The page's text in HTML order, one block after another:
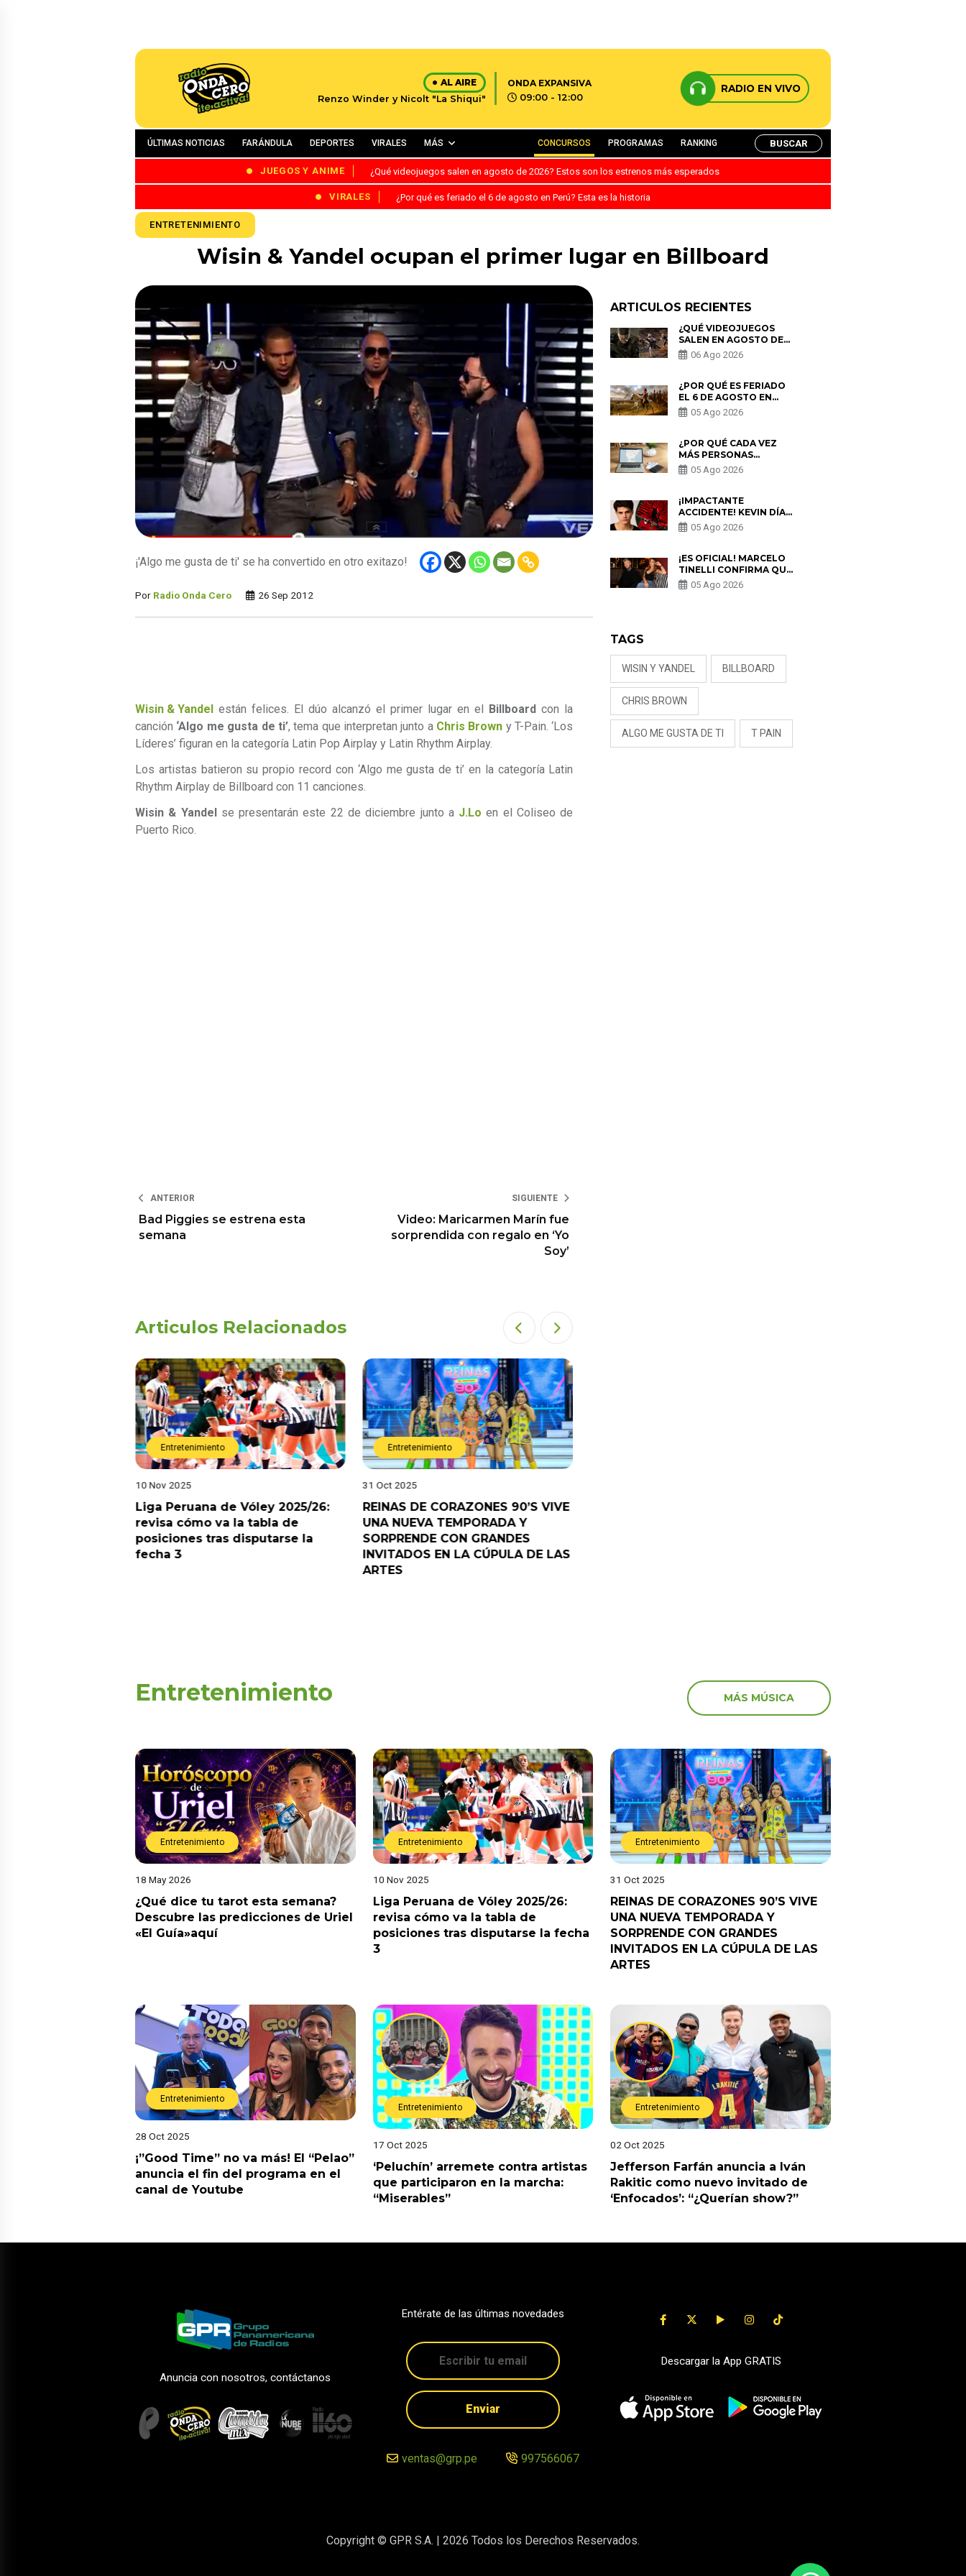
AL AIRE
Renzo Winder y Nicolt "La Shiqui"
ONDA EXPANSIVA
09:00 - 12:00
RADIO EN VIVO
ÚLTIMAS NOTICIAS FARÁNDULA DEPORTES VIRALES MÁS CONCURSOS PROGRAMAS RANKING BUSCAR
JUEGOS Y ANIME ¿Qué videojuegos salen en agosto de 2026? Estos son los estrenos más esperados
VIRALES ¿Por qué es feriado el 6 de agosto en Perú? Esta es la historia
ENTRETENIMIENTO
Wisin & Yandel ocupan el primer lugar en Billboard
¡'Algo me gusta de ti' se ha convertido en otro exitazo!
Por Radio Onda Cero 26 Sep 2012
Wisin & Yandel están felices. El dúo alcanzó el primer lugar en el Billboard con la
canción ‘Algo me gusta de ti’, tema que interpretan junto a Chris Brown y T-Pain. ‘Los
Líderes’ figuran en la categoría Latin Pop Airplay y Latin Rhythm Airplay.
Los artistas batieron su propio record con ‘Algo me gusta de ti’ en la categoría Latin
Rhythm Airplay de Billboard con 11 canciones.
Wisin & Yandel
se presentarán este 22 de diciembre junto a J.Lo en el Coliseo de
Puerto Rico.
ANTERIOR
Bad Piggies se estrena esta
semana
SIGUIENTE
Video: Maricarmen Marín fue
sorprendida con regalo en ‘Yo
Soy’
Articulos Relacionados
Entretenimiento
10 Nov 2025
Liga Peruana de Vóley 2025/26:
revisa cómo va la tabla de
posiciones tras disputarse la
fecha 3
Entretenimiento
31 Oct 2025
REINAS DE CORAZONES 90’S VIVE
UNA NUEVA TEMPORADA Y
SORPRENDE CON GRANDES
INVITADOS EN LA CÚPULA DE LAS
ARTES
ARTICULOS RECIENTES
¿QUÉ VIDEOJUEGOS
SALEN EN AGOSTO DE
2026? ESTOS SON LOS
ESTRENOS MÁS
06 Ago 2026
¿POR QUÉ ES FERIADO
EL 6 DE AGOSTO EN
PERÚ? ESTA ES LA
HISTORIA
05 Ago 2026
¿POR QUÉ CADA VEZ
MÁS PERSONAS
UTILIZAN UNA VPN
PARA PROTEGER SU
05 Ago 2026
¡IMPACTANTE
ACCIDENTE! KEVIN DÍAZ
CAE DESDE OCHO
METROS EN “ESTO ES
PREOCUPACIÓN
05 Ago 2026
¡ES OFICIAL! MARCELO
TINELLI CONFIRMA QUE
REGRESÓ CON MILETT
FIGUEROA: “EL AMOR
05 Ago 2026
TAGS
WISIN Y YANDEL BILLBOARD
CHRIS BROWN
ALGO ME GUSTA DE TI T PAIN
Entretenimiento MÁS MÚSICA
Entretenimiento
18 May 2026
¿Qué dice tu tarot esta semana?
Descubre las predicciones de Uriel
«El Guía»aquí
Entretenimiento
10 Nov 2025
Liga Peruana de Vóley 2025/26:
revisa cómo va la tabla de
posiciones tras disputarse la fecha
3
Entretenimiento
31 Oct 2025
REINAS DE CORAZONES 90’S VIVE
UNA NUEVA TEMPORADA Y
SORPRENDE CON GRANDES
INVITADOS EN LA CÚPULA DE LAS
ARTES
Entretenimiento
28 Oct 2025
¡”Good Time” no va más! El “Pelao”
anuncia el fin del programa en el
canal de Youtube
Entretenimiento
17 Oct 2025
‘Peluchín’ arremete contra artistas
que participaron en la marcha:
“Miserables”
Entretenimiento
02 Oct 2025
Jefferson Farfán anuncia a Iván
Rakitic como nuevo invitado de
‘Enfocados’: “¿Querían show?”
Anuncia con nosotros, contáctanos
Entérate de las últimas novedades
Enviar
ventas@grp.pe 997566067
Descargar la App GRATIS
Copyright © GPR S.A. | 2026 Todos los Derechos Reservados.